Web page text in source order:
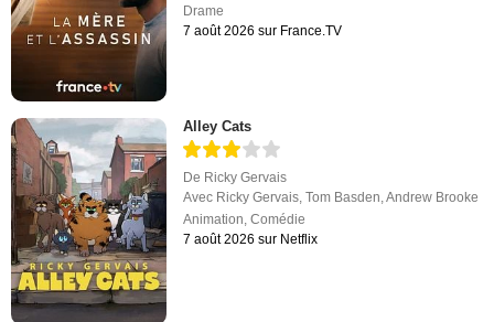
Drame
7 août 2026 sur France.TV
Alley Cats
De Ricky Gervais
Avec Ricky Gervais ,Tom Basden ,Andrew Brooke
Animation ,Comédie
7 août 2026 sur Netflix